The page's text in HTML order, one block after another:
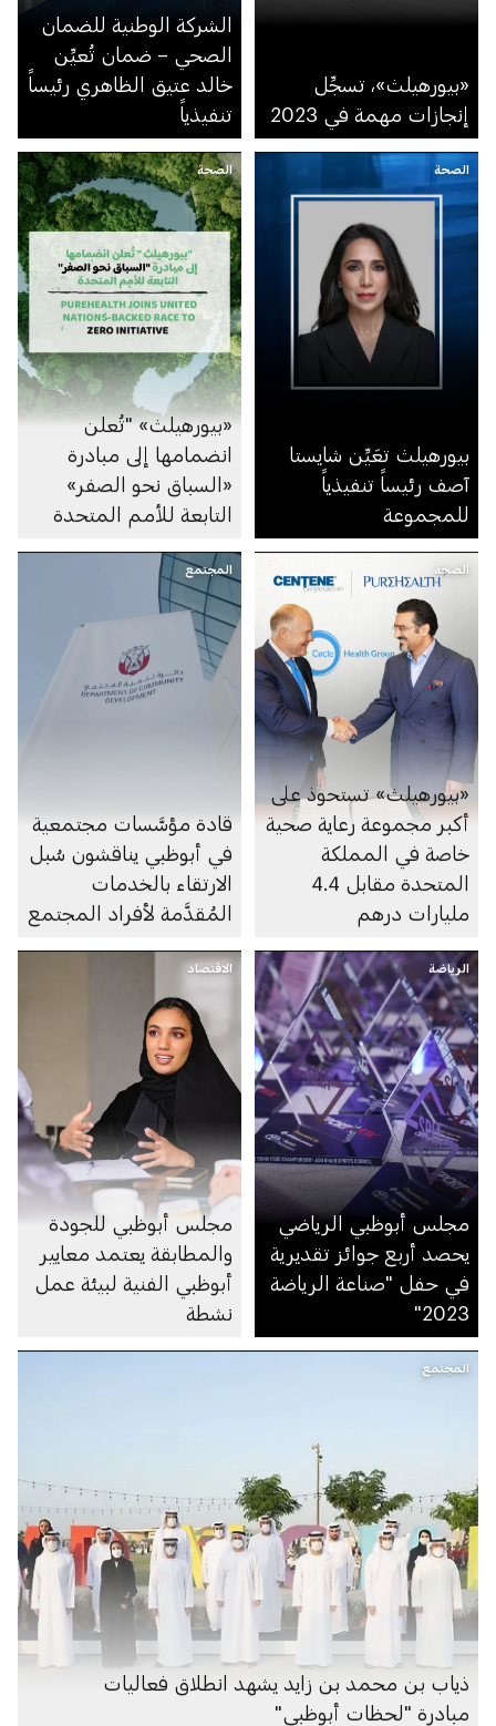
«بيورهيلث»، تسجِّل
إنجازات مهمة في 2023
الشركة الوطنية للضمان
الصحي – ضمان تُعيِّن
خالد عتيق الظاهري رئيساً
تنفيذياً
الصحة
بيورهيلث تعَيِّن شايستا
آصف رئيساً تنفيذياً
للمجموعة
الصحة
«بيورهيلث» "تُعلن
انضمامها إلى مبادرة
«السباق نحو الصفر»
التابعة للأمم المتحدة
الصحة
«بيورهيلث» تستحوذ على
أكبر مجموعة رعاية صحية
خاصة في المملكة
المتحدة مقابل 4.4
مليارات درهم
المجتمع
قادة مؤسَّسات مجتمعية
في أبوظبي يناقشون سُبل
الارتقاء بالخدمات
المُقدَّمة لأفراد المجتمع
الرياضة
مجلس أبوظبي الرياضي
يحصد أربع جوائز تقديرية
في حفل "صناعة الرياضة
2023"
الاقتصاد
مجلس أبوظبي للجودة
والمطابقة يعتمد معايير
أبوظبي الفنية لبيئة عمل
نشطة
المجتمع
ذياب بن محمد بن زايد يشهد انطلاق فعاليات
مبادرة "لحظات أبوظبي"